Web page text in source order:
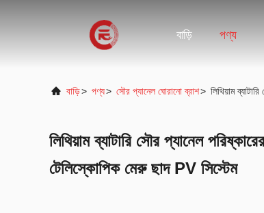
বাড়ি পণ্য
বাড়ি> পণ্য> সৌর প্যানেল ঘোরানো ব্রাশ> লিথিয়াম
লিথিয়াম ব্যাটারি সৌর প্যানেল
টেলিস্কোপিক মেরু ছাদ PV সিস্টেম